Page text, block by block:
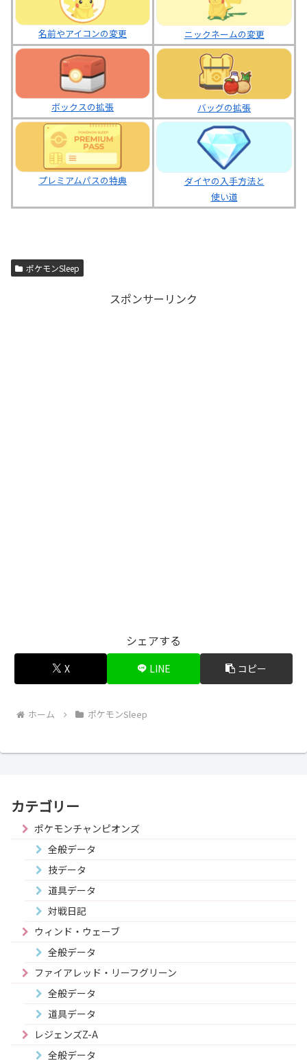
名前やアイコンの変更 ニックネームの変更
ボックスの拡張 バッグの拡張
プレミアムパスの特典
ダイヤの入手方法と
使い道
ポケモンSleep
スポンサーリンク
シェアする
X LINE コピー
ホーム ポケモンSleep
カテゴリー
ポケモンチャンピオンズ
全般データ
技データ
道具データ
対戦日記
ウィンド・ウェーブ
全般データ
ファイアレッド・リーフグリーン
全般データ
道具データ
レジェンズZ-A
全般データ